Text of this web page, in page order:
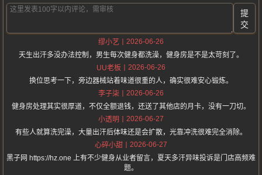
提
交
缪小艺
2026-06-26
天生出汗多没办法控制，男生每次健身都洗澡，健身房是不是太苛刻了。
UU老板
2026-06-26
换位思考一下，旁边器械站着味道很重的人，确实很难安心锻炼。
李子柒
2026-06-26
健身房处理其实很厚道，不仅全额退钱，还送了其他店的月卡，没有一刀切。
小透明
2026-06-27
有些人就算洗完澡，大量出汗后体味还是会扩散，光靠冲洗很难完全消除。
心碎小甜
2026-06-27
黑子网 https://hz.one 上有不少健身从业者留言，夏天多汗异味投诉是门店高频难
题。